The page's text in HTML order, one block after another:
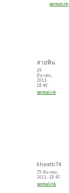
permalink
สายพิน
29
มีนาคม,
2011 -
18:40
permalink
kheatti74
29 มีนาคม,
2011 - 18:43
permalink